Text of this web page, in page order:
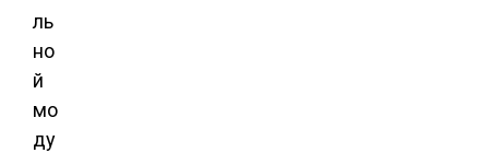
ль
но
й
мо
ду